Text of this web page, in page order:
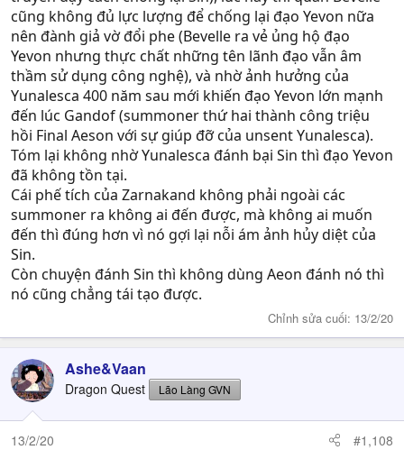
cũng không đủ lực lượng để chống lại đạo Yevon nữa
nên đành giả vờ đổi phe (Bevelle ra vẻ ủng hộ đạo
Yevon nhưng thực chất những tên lãnh đạo vẫn âm
thầm sử dụng công nghệ), và nhờ ảnh hưởng của
Yunalesca 400 năm sau mới khiến đạo Yevon lớn mạnh
đến lúc Gandof (summoner thứ hai thành công triệu
hồi Final Aeson với sự giúp đỡ của unsent Yunalesca).
Tóm lại không nhờ Yunalesca đánh bại Sin thì đạo Yevon
đã không tồn tại.
Cái phế tích của Zarnakand không phải ngoài các
summoner ra không ai đến được, mà không ai muốn
đến thì đúng hơn vì nó gợi lại nỗi ám ảnh hủy diệt của
Sin.
Còn chuyện đánh Sin thì không dùng Aeon đánh nó thì
nó cũng chẳng tái tạo được.
Chỉnh sửa cuối: 13/2/20
Ashe&Vaan
Dragon Quest Lão Làng GVN
13/2/20 #1,108